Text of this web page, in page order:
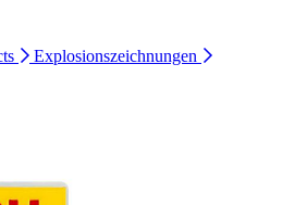
Explosionszeichnungen